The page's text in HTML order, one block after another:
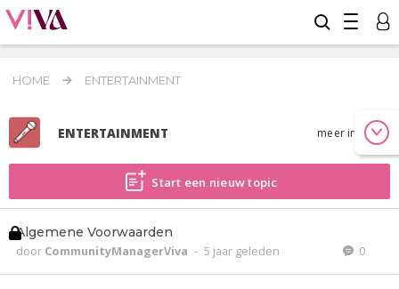
HOME ENTERTAINMENT
ENTERTAINMENT meer info
Start een nieuw topic
Algemene Voorwaarden
door CommunityManagerViva - 5 jaar geleden 0